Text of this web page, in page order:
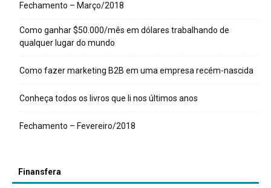
Fechamento – Março/2018
Como ganhar $50.000/mês em dólares trabalhando de
qualquer lugar do mundo
Como fazer marketing B2B em uma empresa recém-nascida
Conheça todos os livros que li nos últimos anos
Fechamento – Fevereiro/2018
Finansfera